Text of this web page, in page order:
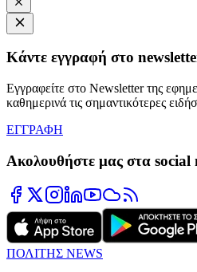
Κάντε εγγραφή στο
Εγγραφείτε στο Newsletter της
καθημερινά τις σημαντικότερες
ΕΓΓΡΑΦΗ
Ακολουθήστε μας στα social
ΠΟΛΙΤΗΣ NEWS